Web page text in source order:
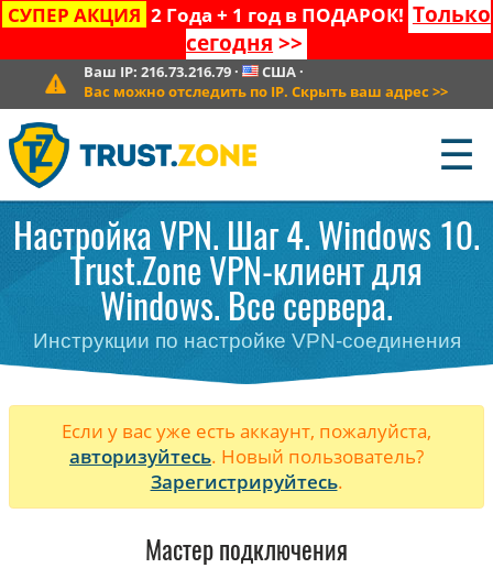
СУПЕР АКЦИЯ 2 Года + 1 год в ПОДАРОК! Только
сегодня >>
Ваш IP: 216.73.216.79· США·
Вас можно отследить по IP. Скрыть ваш адрес >>
☰
Настройка VPN. Шаг 4. Windows 10.
Trust.Zone VPN-клиент для
Windows. Все сервера.
Инструкции по настройке VPN-соединения
Если у вас уже есть аккаунт, пожалуйста,
авторизуйтесь. Новый пользователь?
Зарегистрируйтесь.
Мастер подключения